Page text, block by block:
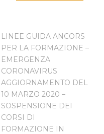
LINEE GUIDA ANCORS
PER LA FORMAZIONE –
EMERGENZA
CORONAVIRUS
AGGIORNAMENTO DEL
10 MARZO 2020 –
SOSPENSIONE DEI
CORSI DI
FORMAZIONE IN